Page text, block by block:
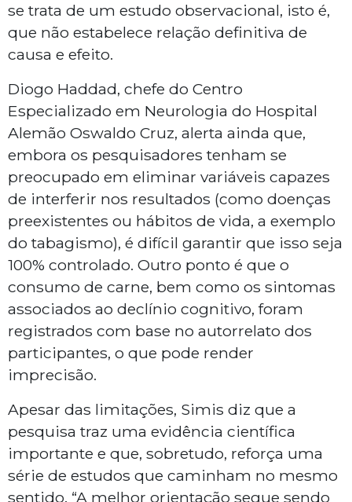
se trata de um estudo observacional, isto é,
que não estabelece relação definitiva de
causa e efeito.
Diogo Haddad, chefe do Centro
Especializado em Neurologia do Hospital
Alemão Oswaldo Cruz, alerta ainda que,
embora os pesquisadores tenham se
preocupado em eliminar variáveis capazes
de interferir nos resultados (como doenças
preexistentes ou hábitos de vida, a exemplo
do tabagismo), é difícil garantir que isso seja
100% controlado. Outro ponto é que o
consumo de carne, bem como os sintomas
associados ao declínio cognitivo, foram
registrados com base no autorrelato dos
participantes, o que pode render
imprecisão.
Apesar das limitações, Simis diz que a
pesquisa traz uma evidência científica
importante e que, sobretudo, reforça uma
série de estudos que caminham no mesmo
sentido. “A melhor orientação segue sendo